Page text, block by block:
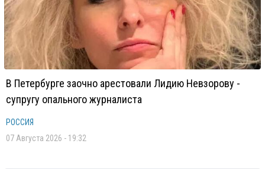
В Петербурге заочно арестовали Лидию Невзорову -
супругу опального журналиста
РОССИЯ
07 Августа 2026 - 19:32